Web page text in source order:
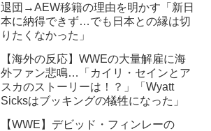
退団→AEW移籍の理由を明かす「新日
本に納得できず…でも日本との縁は切
りたくなかった」
【海外の反応】WWEの大量解雇に海
外ファン悲鳴…「カイリ・セインとア
スカのストーリーは！？」「Wyatt
Sicksはブッキングの犠牲になった」
【WWE】デビッド・フィンレーの